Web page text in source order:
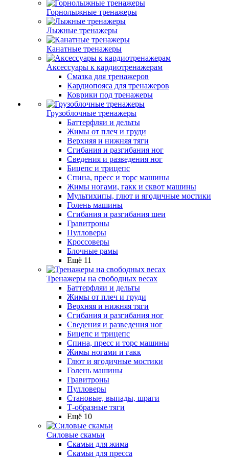
Горнолыжные тренажеры
Лыжные тренажеры
Канатные тренажеры
Аксессуары к кардиотренажерам
Смазка для тренажеров
Кардиопояса для тренажеров
Коврики под тренажеры
Грузоблочные тренажеры
Баттерфляи и дельты
Жимы от плеч и груди
Верхняя и нижняя тяги
Сгибания и разгибания ног
Сведения и разведения ног
Бицепс и трицепс
Спина, пресс и торс машины
Жимы ногами, гакк и сквот машины
Мультихипы, глют и ягодичные мостики
Голень машины
Сгибания и разгибания шеи
Гравитроны
Пулловеры
Кроссоверы
Блочные рамы
Ещё 11
Тренажеры на свободных весах
Баттерфляи и дельты
Жимы от плеч и груди
Верхняя и нижняя тяги
Сгибания и разгибания ног
Сведения и разведения ног
Бицепс и трицепс
Спина, пресс и торс машины
Жимы ногами и гакк
Глют и ягодичные мостики
Голень машины
Гравитроны
Пулловеры
Становые, выпады, шраги
Т-образные тяги
Ещё 10
Силовые скамьи
Скамьи для жима
Скамьи для пресса